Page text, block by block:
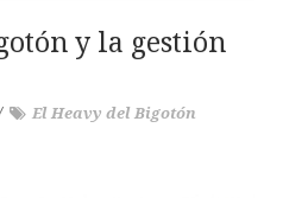
y la gestión
El Heavy del Bigotón